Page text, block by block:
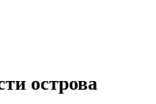
острова